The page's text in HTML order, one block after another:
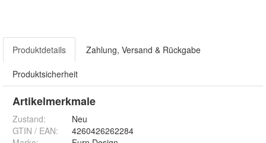
Produktdetails Zahlung, Versand & Rückgabe
Produktsicherheit
Artikelmerkmale
Zustand:
Neu
GTIN / EAN:
4260426262284